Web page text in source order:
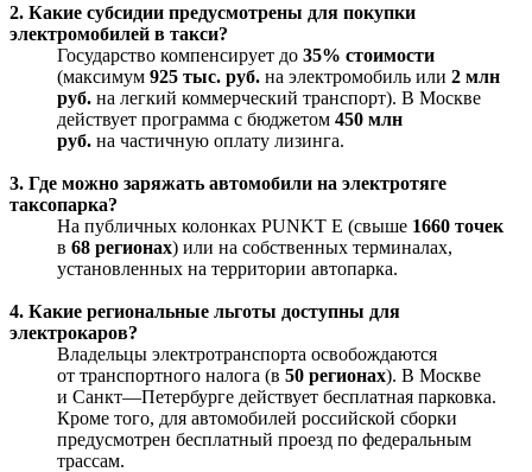
2. Какие субсидии предусмотрены для покупки
электромобилей в такси?
Государство компенсирует до 35% стоимости
(максимум 925 тыс. руб. на электромобиль или 2 млн
руб. на легкий коммерческий транспорт). В Москве
действует программа с бюджетом 450 млн
руб. на частичную оплату лизинга.
3. Где можно заряжать автомобили на электротяге
таксопарка?
На публичных колонках PUNKT E (свыше 1660 точек
в 68 регионах) или на собственных терминалах,
установленных на территории автопарка.
4. Какие региональные льготы доступны для
электрокаров?
Владельцы электротранспорта освобождаются
от транспортного налога (в 50 регионах). В Москве
и Санкт—Петербурге действует бесплатная парковка.
Кроме того, для автомобилей российской сборки
предусмотрен бесплатный проезд по федеральным
трассам.